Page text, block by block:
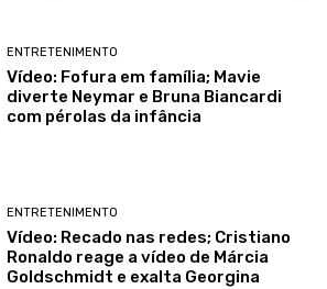
ENTRETENIMENTO
Vídeo: Fofura em família; Mavie
diverte Neymar e Bruna Biancardi
com pérolas da infância
ENTRETENIMENTO
Vídeo: Recado nas redes; Cristiano
Ronaldo reage a vídeo de Márcia
Goldschmidt e exalta Georgina